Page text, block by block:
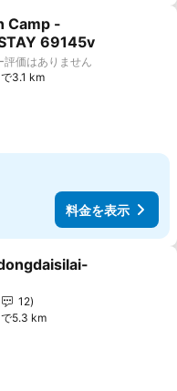
入りに追加
Camp -
69145v
評価はありません
3.1 km
料金を表示
入りに追加
12
5.3 km